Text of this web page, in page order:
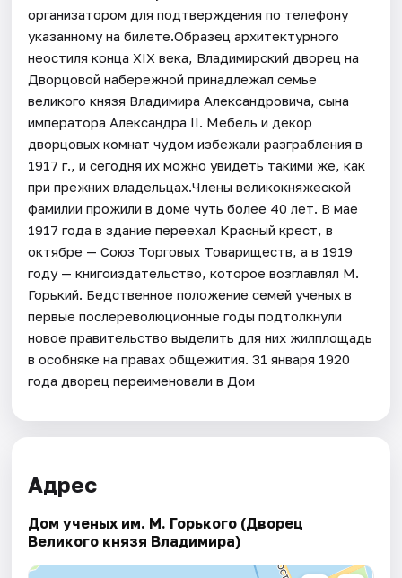
организатором для подтверждения по телефону
указанному на билете.Образец архитектурного
неостиля конца XIX века, Владимирский дворец на
Дворцовой набережной принадлежал семье
великого князя Владимира Александровича, сына
императора Александра II. Мебель и декор
дворцовых комнат чудом избежали разграбления в
1917 г., и сегодня их можно увидеть такими же, как
при прежних владельцах.Члены великокняжеской
фамилии прожили в доме чуть более 40 лет. В мае
1917 года в здание переехал Красный крест, в
октябре — Союз Торговых Товариществ, а в 1919
году — книгоиздательство, которое возглавлял М.
Горький. Бедственное положение семей ученых в
первые послереволюционные годы подтолкнули
новое правительство выделить для них жилплощадь
в особняке на правах общежития. 31 января 1920
года дворец переименовали в Дом
Адрес
Дом ученых им. М. Горького (Дворец
Великого князя Владимира)